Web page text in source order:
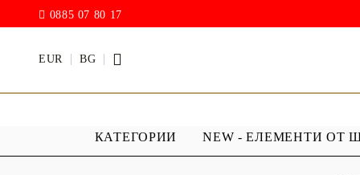
0885 07 80 17
EUR BG
КАТЕГОРИИ NEW - ЕЛЕМЕНТИ ОТ